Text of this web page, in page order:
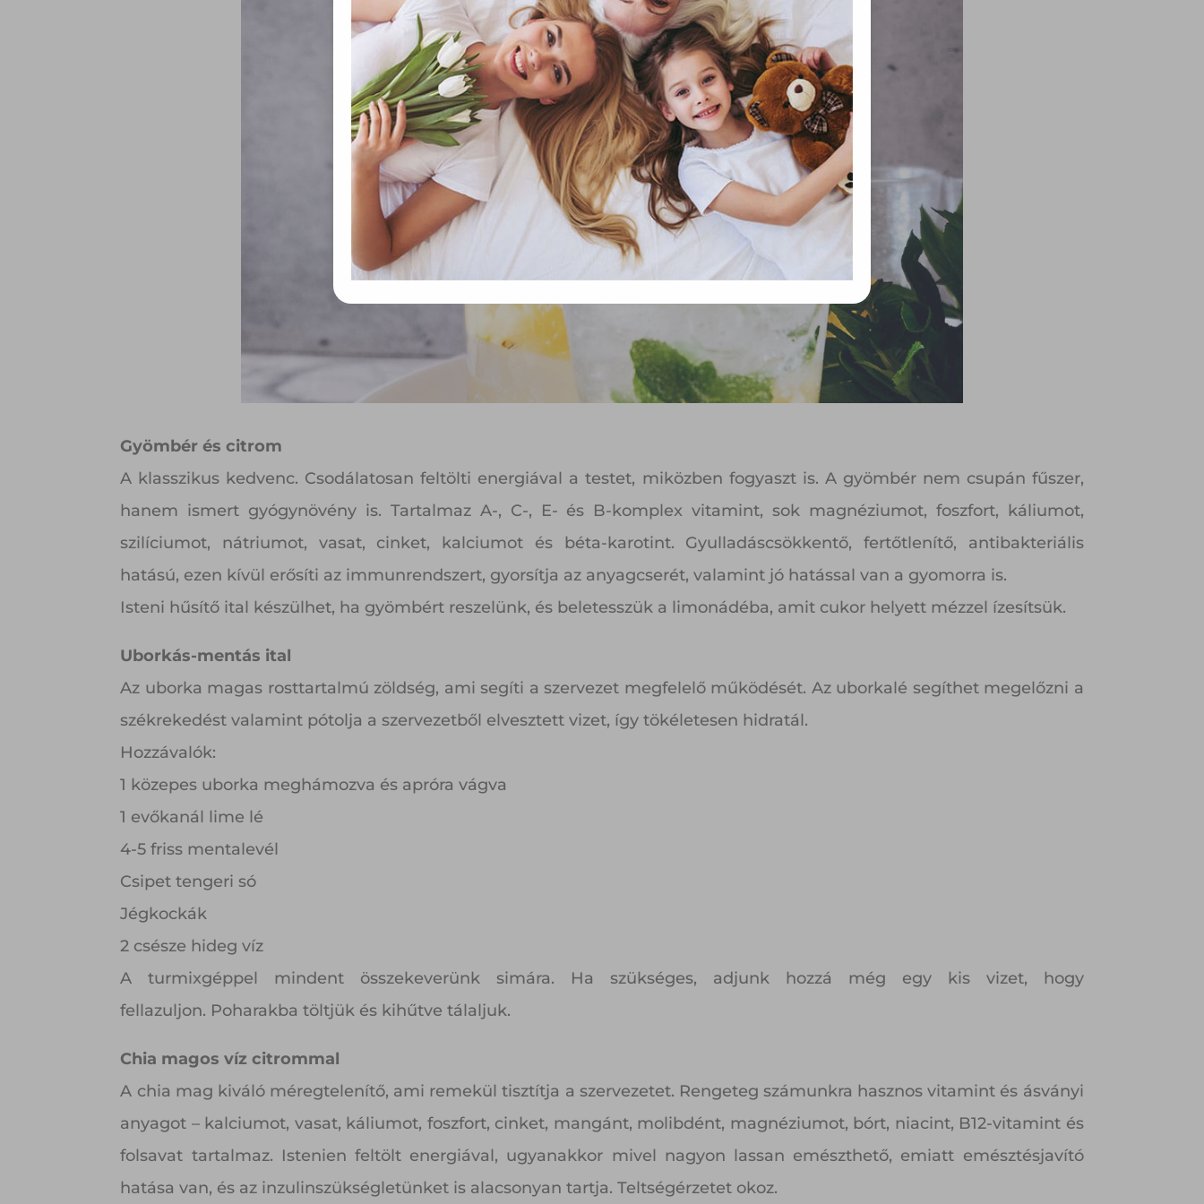
Gyömbér és citrom
A klasszikus kedvenc. Csodálatosan feltölti energiával a testet, miközben fogyaszt is. A gyömbér nem csupán fűszer,
hanem ismert gyógynövény is. Tartalmaz A-, C-, E- és B-komplex vitamint, sok magnéziumot, foszfort, káliumot,
szilíciumot, nátriumot, vasat, cinket, kalciumot és béta-karotint. Gyulladáscsökkentő, fertőtlenítő, antibakteriális
hatású, ezen kívül erősíti az immunrendszert, gyorsítja az anyagcserét, valamint jó hatással van a gyomorra is.
Isteni hűsítő ital készülhet, ha gyömbért reszelünk, és beletesszük a limonádéba, amit cukor helyett mézzel ízesítsük.
Uborkás-mentás ital
Az uborka magas rosttartalmú zöldség, ami segíti a szervezet megfelelő működését. Az uborkalé segíthet megelőzni a
székrekedést valamint pótolja a szervezetből elvesztett vizet, így tökéletesen hidratál.
Hozzávalók:
1 közepes uborka meghámozva és apróra vágva
1 evőkanál lime lé
4-5 friss mentalevél
Csipet tengeri só
Jégkockák
2 csésze hideg víz
A turmixgéppel mindent összekeverünk simára. Ha szükséges, adjunk hozzá még egy kis vizet, hogy
fellazuljon. Poharakba töltjük és kihűtve tálaljuk.
Chia magos víz citrommal
A chia mag kiváló méregtelenítő, ami remekül tisztítja a szervezetet. Rengeteg számunkra hasznos vitamint és ásványi
anyagot – kalciumot, vasat, káliumot, foszfort, cinket, mangánt, molibdént, magnéziumot, bórt, niacint, B12-vitamint és
folsavat tartalmaz. Istenien feltölt energiával, ugyanakkor mivel nagyon lassan emészthető, emiatt emésztésjavító
hatása van, és az inzulinszükségletünket is alacsonyan tartja. Teltségérzetet okoz.
valamint az Európai Unió előírásainak megfelelően használjuk. Azon
weblapoknak, melyek az Európai Unió országain belül működnek, a „sütik"
használatához, és ezeknek a felhasználó számítógépén vagy egyéb
eszközén történő tárolásához a felhasználók hozzájárulását kell kérniük.
Elfogadom
Módosítom a beállításokat